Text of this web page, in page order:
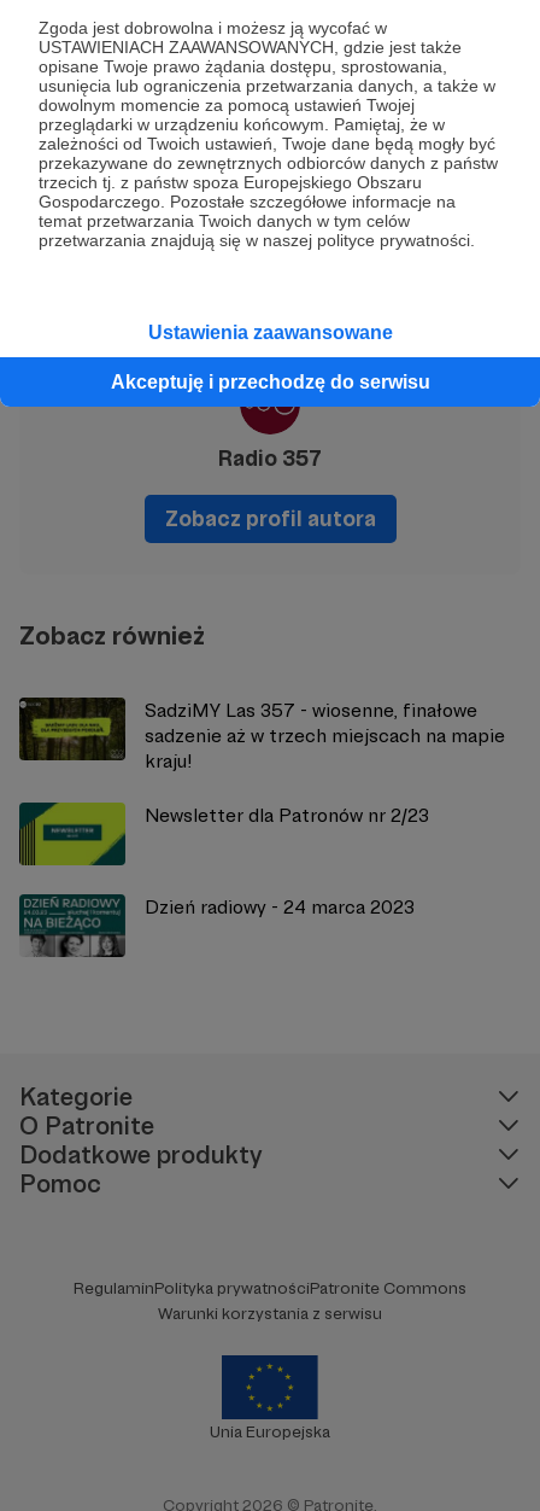
Zgoda jest dobrowolna i możesz ją wycofać w
USTAWIENIACH ZAAWANSOWANYCH, gdzie jest także
opisane Twoje prawo żądania dostępu, sprostowania,
usunięcia lub ograniczenia przetwarzania danych, a także w
dowolnym momencie za pomocą ustawień Twojej
przeglądarki w urządzeniu końcowym. Pamiętaj, że w
zależności od Twoich ustawień, Twoje dane będą mogły być
przekazywane do zewnętrznych odbiorców danych z państw
trzecich tj. z państw spoza Europejskiego Obszaru
Gospodarczego. Pozostałe szczegółowe informacje na
temat przetwarzania Twoich danych w tym celów
przetwarzania znajdują się w naszej polityce prywatności.
Ustawienia zaawansowane
Akceptuję i przechodzę do serwisu
Zostań Patronem
Zaloguj się
post codzienny Dzień radiowy Memento Mori
Depeche Mode
Radio 357
Zobacz profil autora
Zobacz również
SadziMY Las 357 - wiosenne, finałowe
sadzenie aż w trzech miejscach na mapie
kraju!
Newsletter dla Patronów nr 2/23
Dzień radiowy - 24 marca 2023
Kategorie
O Patronite
Dodatkowe produkty
Pomoc
RegulaminPolityka prywatnościPatronite Commons
Warunki korzystania z serwisu
Unia Europejska
Copyright 2026 © Patronite.